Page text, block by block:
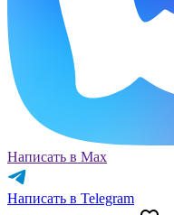
Написать в Max
Написать в Telegram